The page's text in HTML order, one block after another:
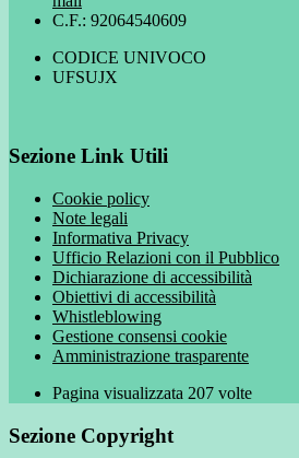
C.F.: 92064540609
CODICE UNIVOCO
UFSUJX
Sezione Link Utili
Cookie policy
Note legali
Informativa Privacy
Ufficio Relazioni con il Pubblico
Dichiarazione di accessibilità
Obiettivi di accessibilità
Whistleblowing
Gestione consensi cookie
Amministrazione trasparente
Pagina visualizzata 207 volte
Sezione Copyright